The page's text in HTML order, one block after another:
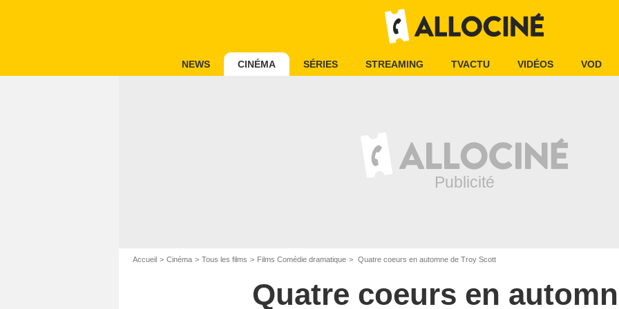
NEWS CINÉMA SÉRIES STREAMING TVACTU VIDÉOS VOD
Accueil Cinéma Tous les films Films Comédie dramatique Quatre coeurs en automne de Troy Scott
Quatre coeurs en